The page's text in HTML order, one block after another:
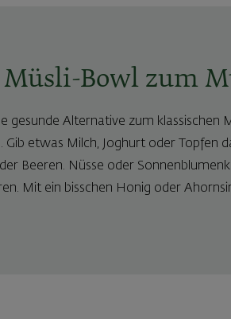
Müsli-Bowl zum
gesunde Alternative zum klassischen
Gib etwas Milch, Joghurt oder Topfen
Beeren. Nüsse oder
Mit ein bisschen Honig oder